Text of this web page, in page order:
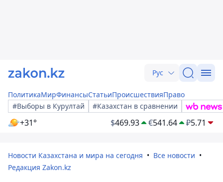
Рус
ПолитикаМирФинансыСтатьиПроисшествияПраво
#Выборы в Курултай
#Казахстан в сравнении
+31° $469.93 €541.64 ₽5.71
Новости Казахстана и мира на сегодня
Все новости
Редакция Zakon.kz